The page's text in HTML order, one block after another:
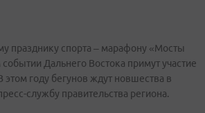
празднику спорта – марафону «Мосты
Дальнего Востока примут участие
году бегунов ждут новшества в
службу правительства региона.